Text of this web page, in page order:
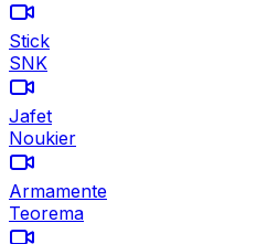
Stick
SNK
Jafet
Noukier
Armamente
Teorema